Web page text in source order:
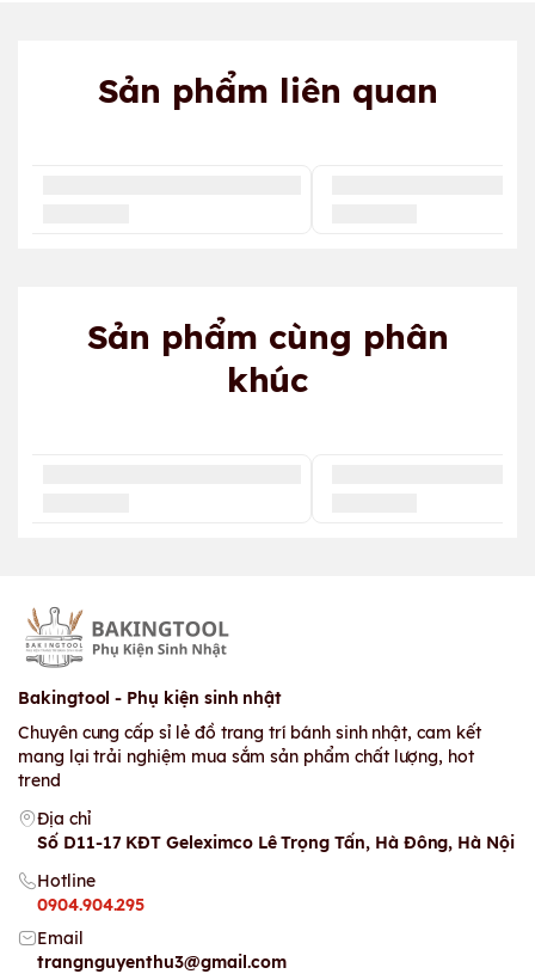
Sản phẩm liên quan
Sản phẩm cùng phân
khúc
Bakingtool - Phụ kiện sinh nhật
Chuyên cung cấp sỉ lẻ đồ trang trí bánh sinh nhật, cam kết
mang lại trải nghiệm mua sắm sản phẩm chất lượng, hot
trend
Địa chỉ
Số D11-17 KĐT Geleximco Lê Trọng Tấn, Hà Đông, Hà Nội
Hotline
0904.904.295
Email
trangnguyenthu3@gmail.com